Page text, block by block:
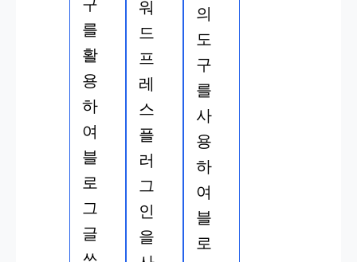
구
를
활
용
하
여
블
로
그
글
워
드
프
레
스
플
러
그
인
을
의
도
구
를
사
용
하
여
블
로